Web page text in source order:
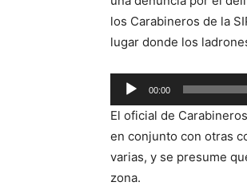
los Carabineros de la
lugar donde los
Reproductor
de
audio
00:00
El oficial de
en conjunto con otras
varias, y se presume
zona.